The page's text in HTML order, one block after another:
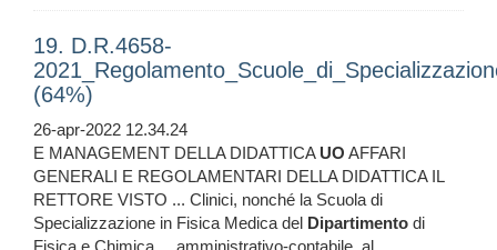
19. D.R.4658-
(64%)
26-apr-2022 12.34.24
E MANAGEMENT DELLA DIDATTICA UO AFFARI
GENERALI E REGOLAMENTARI DELLA DIDATTICA IL
RETTORE VISTO ... Clinici, nonché la Scuola di
Specializzazione in Fisica Medica del Dipartimento di